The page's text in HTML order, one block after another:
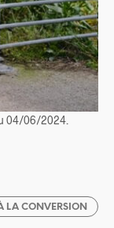
04/06/2024.
LA CONVERSION